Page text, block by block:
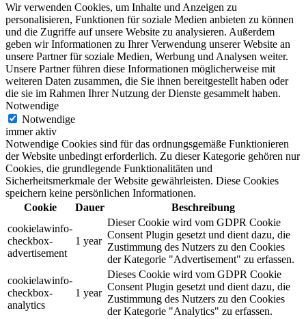
Wir verwenden Cookies, um Inhalte und Anzeigen zu
personalisieren, Funktionen für soziale Medien anbieten zu können
und die Zugriffe auf unsere Website zu analysieren. Außerdem
geben wir Informationen zu Ihrer Verwendung unserer Website an
unsere Partner für soziale Medien, Werbung und Analysen weiter.
Unsere Partner führen diese Informationen möglicherweise mit
weiteren Daten zusammen, die Sie ihnen bereitgestellt haben oder
die sie im Rahmen Ihrer Nutzung der Dienste gesammelt haben.
Notwendige
Notwendige
immer aktiv
Notwendige Cookies sind für das ordnungsgemäße Funktionieren
der Website unbedingt erforderlich. Zu dieser Kategorie gehören nur
Cookies, die grundlegende Funktionalitäten und
Sicherheitsmerkmale der Website gewährleisten. Diese Cookies
speichern keine persönlichen Informationen.
Cookie
Dauer
Beschreibung
cookielawinfo-
checkbox-
advertisement
1 year
Dieser Cookie wird vom GDPR Cookie
Consent Plugin gesetzt und dient dazu, die
Zustimmung des Nutzers zu den Cookies
der Kategorie "Advertisement" zu erfassen.
cookielawinfo-
checkbox-
analytics
1 year
Dieses Cookie wird vom GDPR Cookie
Consent Plugin gesetzt und dient dazu, die
Zustimmung des Nutzers zu den Cookies
der Kategorie "Analytics" zu erfassen.